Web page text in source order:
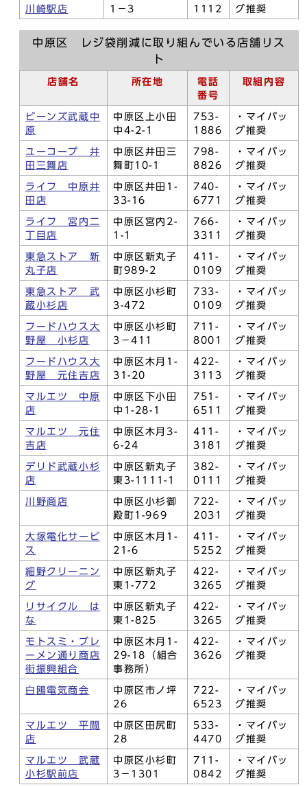
川崎駅店
1－3
1112
グ推奨
中原区 レジ袋削減に取り組んでいる店舗リス
ト
店舗名 所在地
電話
番号
取組内容
ビーンズ武蔵中
原
中原区上小田
中4-2-1
753-
1886
・マイバッ
グ推奨
ユーコープ 井
田三舞店
中原区井田三
舞町10-1
798-
8826
・マイバッ
グ推奨
ライフ 中原井
田店
中原区井田1-
33-16
740-
6771
・マイバッ
グ推奨
ライフ 宮内二
丁目店
中原区宮内2-
1-1
766-
3311
・マイバッ
グ推奨
東急ストア 新
丸子店
中原区新丸子
町989-2
411-
0109
・マイバッ
グ推奨
東急ストア 武
蔵小杉店
中原区小杉町
3-472
733-
0109
・マイバッ
グ推奨
フードハウス大
野屋 小杉店
中原区小杉町
3－411
711-
8001
・マイバッ
グ推奨
フードハウス大
野屋 元住吉店
中原区木月1-
31-20
422-
3113
・マイバッ
グ推奨
マルエツ 中原
店
中原区下小田
中1-28-1
751-
6511
・マイバッ
グ推奨
マルエツ 元住
吉店
中原区木月3-
6-24
411-
3181
・マイバッ
グ推奨
デリド武蔵小杉
店
中原区新丸子
東3-1111-1
382-
0111
・マイバッ
グ推奨
川野商店
中原区小杉御
殿町1-969
722-
2031
・マイバッ
グ推奨
大塚電化サービ
ス
中原区木月1-
21-6
411-
5252
・マイバッ
グ推奨
細野クリーニン
グ
中原区新丸子
東1-772
422-
3265
・マイバッ
グ推奨
リサイクル は
な
中原区新丸子
東1-825
422-
3265
・マイバッ
グ推奨
モトスミ・ブレ
ーメン通り商店
街振興組合
中原区木月1-
29-18（組合
事務所）
422-
3626
・マイバッ
グ推奨
白鴎電気商会
中原区市ノ坪
26
722-
6523
・マイバッ
グ推奨
マルエツ 平間
店
中原区田尻町
28
533-
4470
・マイバッ
グ推奨
マルエツ 武蔵
小杉駅前店
中原区小杉町
3－1301
711-
0842
・マイバッ
グ推奨